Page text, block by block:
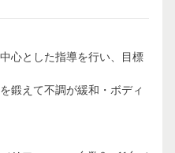
心とした指導を行い、目標
鍛えて不調が緩和・ボディ